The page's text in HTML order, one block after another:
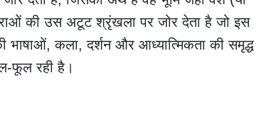
की उस अटूट श्रृंखला पर जोर देता है जो इस
भाषाओं, कला, दर्शन और आध्यात्मिकता की समृद्ध
फूल रही है।